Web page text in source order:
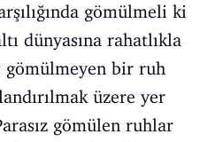
gömülmeli ki
dünyasına rahatlıkla
gömülmeyen bir ruh
üzere yer
gömülen ruhlar